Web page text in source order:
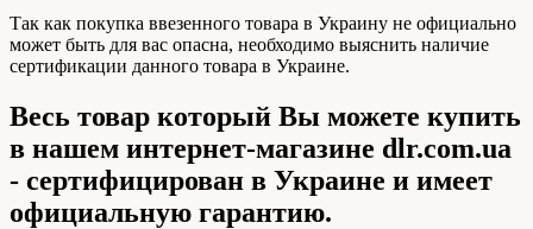
Так как покупка ввезенного товара в Украину не официально
может быть для вас опасна, необходимо выяснить наличие
сертификации данного товара в Украине.
Весь товар который Вы можете купить
в нашем интернет-магазине dlr.com.ua
- сертифицирован в Украине и имеет
официальную гарантию.